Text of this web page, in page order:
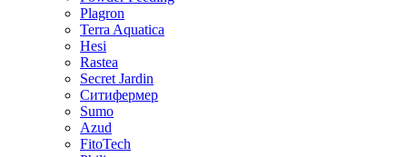
Plagron
Terra Aquatica
Hesi
Rastea
Secret Jardin
Ситифермер
Sumo
Azud
FitoTech